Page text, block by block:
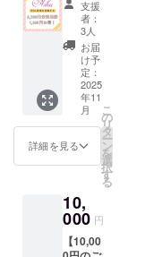
元上司とし
て、この一
歩を心から
応援してい
ます。
どうか皆さ
まにも、こ
の挑戦を見
ていただけ
たら嬉しく
思います。
等でお
知らせ
いたし
ます。
・郵送
にてお
送りし
ますの
で、住
にお間
違いの
意くだ
さい。
2026年
12月31
日ま
で。 ・
お一人
様、何
口でも
ご支援
いただ
けま
定後、
活動報
告等で
お知ら
者一
覧」と
して感
謝の気
持ちを
込めて
掲載い
たしま
す。ご
来店の
かもし
れませ
ん。 応
援の証
券6,500
円分
（1,500
円お
得！）
容〕 ・
500円券
× 13枚
BAR
Ashuで
ご利用
けるお
食事券
を郵送
にてお
支援
者：
3人
お届
け予
定：
2025
年11
月
詳細を見る
こ
の
リ
タ
ー
ン
を
選
択
す
る
10,
000 円
【10,00